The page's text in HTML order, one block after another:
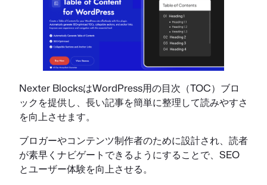
Nexter BlocksはWordPress用の目次（TOC）ブロ
ックを提供し、長い記事を簡単に整理して読みやすさ
を向上させます。
ブロガーやコンテンツ制作者のために設計され、読者
が素早くナビゲートできるようにすることで、SEO
とユーザー体験を向上させる。